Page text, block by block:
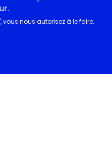
vous nous autorisez à le faire.